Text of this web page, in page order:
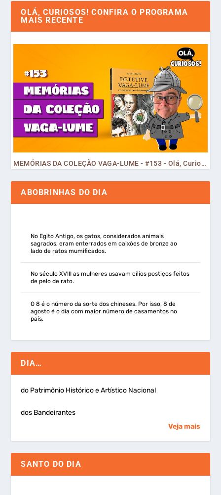
OLÁ, CURIOSOS! CONFIRA O PROGRAMA
MAIS RECENTE
MEMÓRIAS DA COLEÇÃO VAGA-LUME - #153 - Olá, Curiosos! 2023
ABOBRINHAS DO DIA
No Egito Antigo, os gatos, considerados animais
sagrados, eram enterrados em caixões de bronze ao
lado de ratos mumificados.
No século XVIII as mulheres usavam cílios postiços feitos
de pelo de rato.
O 8 é o número da sorte dos chineses. Por isso, 8 de
agosto é o dia com maior número de casamentos no
país.
DIA…
do Patrimônio Histórico e Artístico Nacional
dos Bandeirantes
Veja mais
SANTO DO DIA